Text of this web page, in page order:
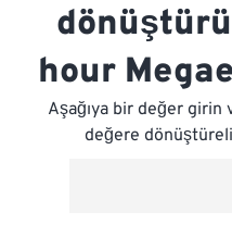
hour
Aşağıya bir değer
değere